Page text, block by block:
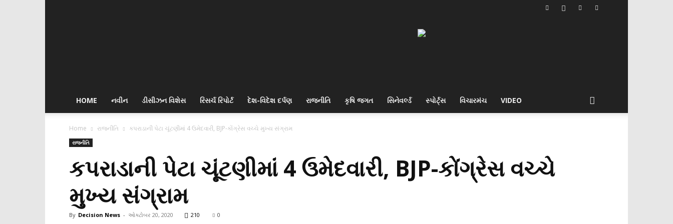
HOME નવીન ડીસીઝન વિશેસ રિસર્ચ રિપોર્ટ દેશ-વિદેશ દર્પણ રાજનીતિ કૃષિ જગત સિનેવર્લ્ડ સ્પોર્ટ્સ વિચારમંચ VIDEO
Home રાજનીતિ કપરાડાની પેટા ચૂંટણીમાં 4 ઉમેદવારી, BJP-કોંગ્રેસ વચ્ચે મુખ્ય સંગ્રામ
રાજનીતિ
કપરાડાની પેટા ચૂંટણીમાં 4 ઉમેદવારી, BJP-કોંગ્રેસ વચ્ચે
મુખ્ય સંગ્રામ
By Decision News - ઓક્ટોબર 20, 2020 210 0